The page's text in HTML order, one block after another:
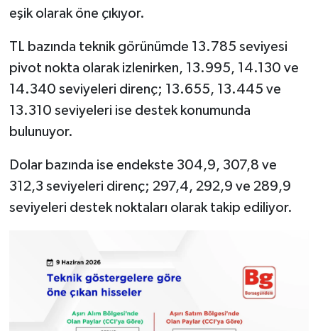
eşik olarak öne çıkıyor.
TL bazında teknik görünümde 13.785 seviyesi
pivot nokta olarak izlenirken, 13.995, 14.130 ve
14.340 seviyeleri direnç; 13.655, 13.445 ve
13.310 seviyeleri ise destek konumunda
bulunuyor.
Dolar bazında ise endekste 304,9, 307,8 ve
312,3 seviyeleri direnç; 297,4, 292,9 ve 289,9
seviyeleri destek noktaları olarak takip ediliyor.